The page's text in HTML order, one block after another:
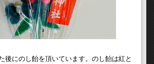
後にのし飴を頂いています。のし飴は紅と